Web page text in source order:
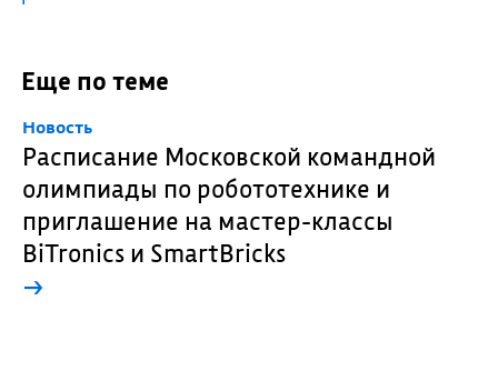
Еще по теме
Новость
Расписание Московской командной
олимпиады по робототехнике и
приглашение на мастер-классы
BiTronics и SmartBricks
→